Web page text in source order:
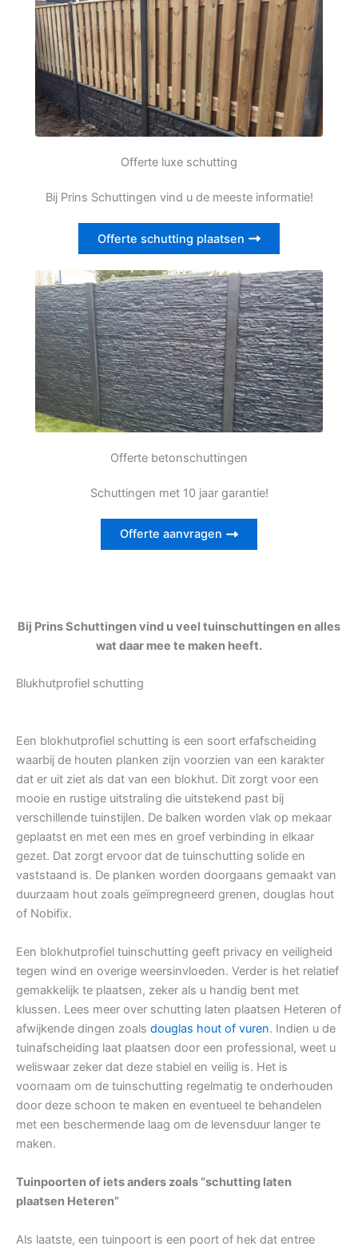
Offerte luxe schutting
Bij Prins Schuttingen vind u de meeste informatie!
Offerte schutting plaatsen
Offerte betonschuttingen
Schuttingen met 10 jaar garantie!
Offerte aanvragen
Bij Prins Schuttingen vind u veel tuinschuttingen en alles
wat daar mee te maken heeft.
Blukhutprofiel schutting
Een blokhutprofiel schutting is een soort erfafscheiding
waarbij de houten planken zijn voorzien van een karakter
dat er uit ziet als dat van een blokhut. Dit zorgt voor een
mooie en rustige uitstraling die uitstekend past bij
verschillende tuinstijlen. De balken worden vlak op mekaar
geplaatst en met een mes en groef verbinding in elkaar
gezet. Dat zorgt ervoor dat de tuinschutting solide en
vaststaand is. De planken worden doorgaans gemaakt van
duurzaam hout zoals geïmpregneerd grenen, douglas hout
of Nobifix.
Een blokhutprofiel tuinschutting geeft privacy en veiligheid
tegen wind en overige weersinvloeden. Verder is het relatief
gemakkelijk te plaatsen, zeker als u handig bent met
klussen. Lees meer over schutting laten plaatsen Heteren of
afwijkende dingen zoals douglas hout of vuren. Indien u de
tuinafscheiding laat plaatsen door een professional, weet u
weliswaar zeker dat deze stabiel en veilig is. Het is
voornaam om de tuinschutting regelmatig te onderhouden
door deze schoon te maken en eventueel te behandelen
met een beschermende laag om de levensduur langer te
maken.
Tuinpoorten of iets anders zoals “schutting laten
plaatsen Heteren”
Als laatste, een tuinpoort is een poort of hek dat entree